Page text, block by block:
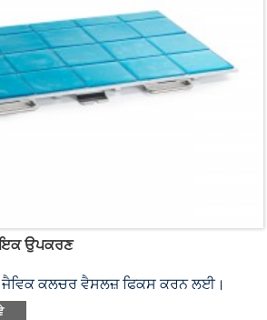
ਉਪਕਰਣ
ਕਲਚਰ ਵੈਸਲਜ਼ ਫਿਕਸ ਕਰਨ ਲਈ।